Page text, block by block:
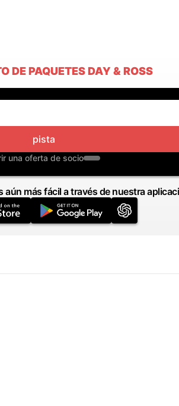
DE PAQUETES DAY & ROSS
pista
una oferta de socio
aún más fácil a través de nuestra